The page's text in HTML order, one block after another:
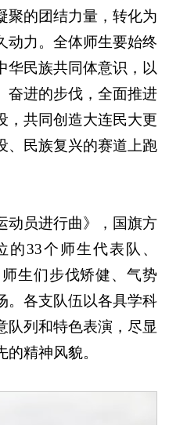
聚的团结力量，转化为
动力。全体师生要始终
华民族共同体意识，以
奋进的步伐，全面推进
，共同创造大连民大更
、民族复兴的赛道上跑
动员进行曲》，国旗方
33个师生代表队、
生们步伐矫健、气势
。各支队伍以各具学科
队列和特色表演，尽显
精神风貌。